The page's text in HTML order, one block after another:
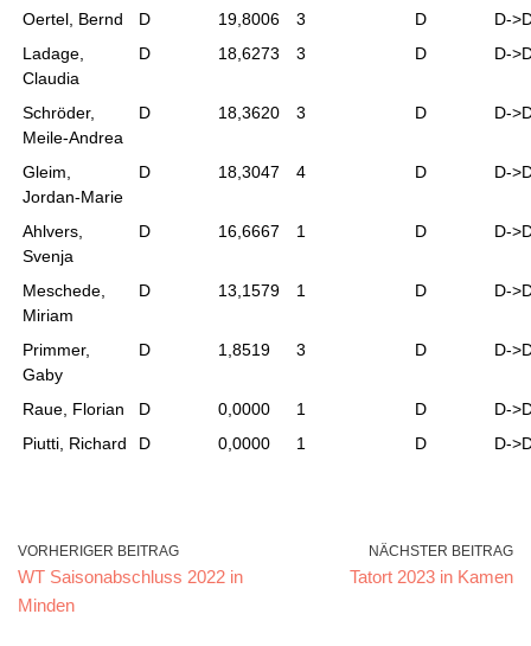
Oertel, Bernd
D 19,8006 3 D
D-
Ladage,
Claudia
D 18,6273 3 D D-
Schröder,
Meile-Andrea
D 18,3620 3 D D-
Gleim,
Jordan-Marie
D 18,3047 4 D D-
Ahlvers,
Svenja
D 16,6667 1 D D-
Meschede,
Miriam
D 13,1579 1 D D-
Primmer,
Gaby
D 1,8519 3 D D-
Raue, Florian D 0,0000 1 D
D-
Piutti, Richard
D 0,0000 1 D D-
VORHERIGER BEITRAG
WT Saisonabschluss 2022 in
Minden
NÄCHSTER BEITRAG
Tatort 2023 in Kamen